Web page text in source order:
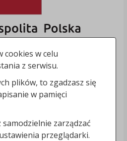
cookies w celu
z serwisu.
plików, to zgadzasz się
w pamięci
samodzielnie zarządzać
przeglądarki.